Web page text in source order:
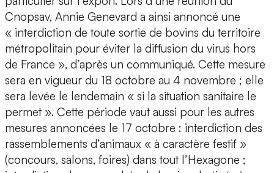
Cnopsav, Annie Genevard a ainsi annoncé une
« interdiction de toute sortie de bovins du territoire
métropolitain pour éviter la diffusion du virus hors
de France », d’après un communiqué. Cette mesure
sera en vigueur du 18 octobre au 4 novembre ; elle
sera levée le lendemain « si la situation sanitaire le
permet ». Cette période vaut aussi pour les autres
mesures annoncées le 17 octobre : interdiction des
rassemblements d’animaux « à caractère festif »
(concours, salons, foires) dans tout l’Hexagone ;